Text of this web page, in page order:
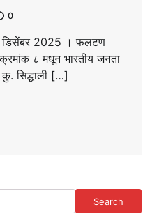
0
डिसेंबर 2025 । फलटण
८ मधून भारतीय जनता
कु. सिद्धाली […]
Search